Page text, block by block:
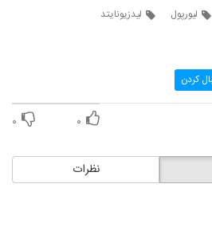
لیورپول لیدزیونایتد
کردن
۰ ۰
نظرات